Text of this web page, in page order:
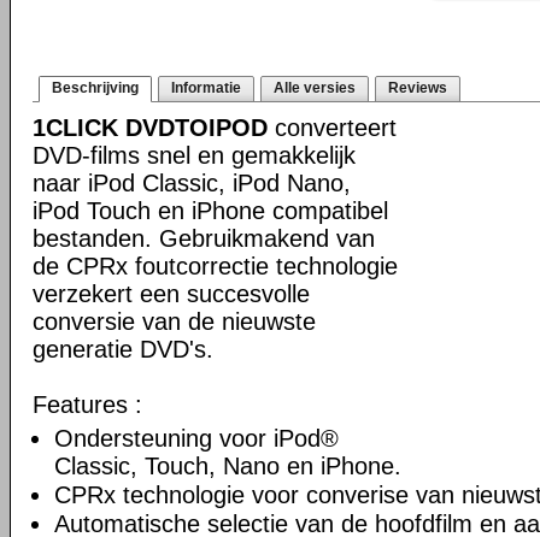
Beschrijving Informatie Alle versies Reviews
1CLICK DVDTOIPOD converteert
DVD-films snel en gemakkelijk
naar iPod Classic, iPod Nano,
iPod Touch en iPhone compatibel
bestanden. Gebruikmakend van
de CPRx foutcorrectie technologie
verzekert een succesvolle
conversie van de nieuwste
generatie DVD's.
Features :
Ondersteuning voor iPod®
Classic, Touch, Nano en iPhone.
CPRx technologie voor converise van
Automatische selectie van de hoofdfilm en